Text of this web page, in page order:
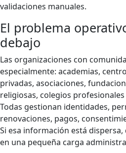
validaciones manuales.
El problema
debajo
Las organizaciones con
especialmente: academias,
privadas, asociaciones,
religiosas, colegios
Todas gestionan identidades,
renovaciones, pagos,
Si esa información está
en una pequeña carga